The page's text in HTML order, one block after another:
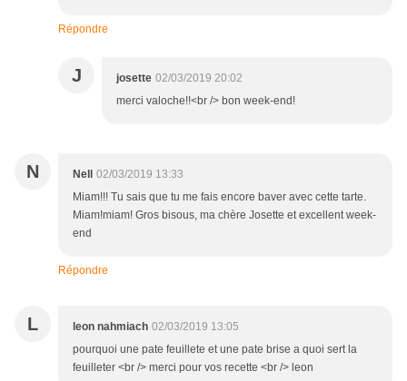
Répondre
J josette 02/03/2019 20:02
merci valoche!!<br /> bon week-end!
N Nell
02/03/2019 13:33
Miam!!! Tu sais que tu me fais encore baver avec cette tarte.
Miam!miam! Gros bisous, ma chère Josette et excellent week-
end
Répondre
L leon nahmiach 02/03/2019 13:05
pourquoi une pate feuillete et une pate brise a quoi sert la
feuilleter <br /> merci pour vos recette <br /> leon